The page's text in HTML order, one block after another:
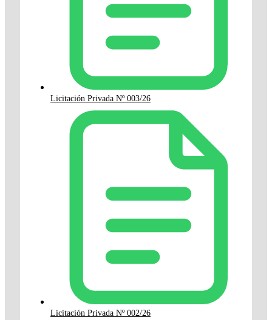
Licitación Privada Nº 003/26
Licitación Privada Nº 002/26